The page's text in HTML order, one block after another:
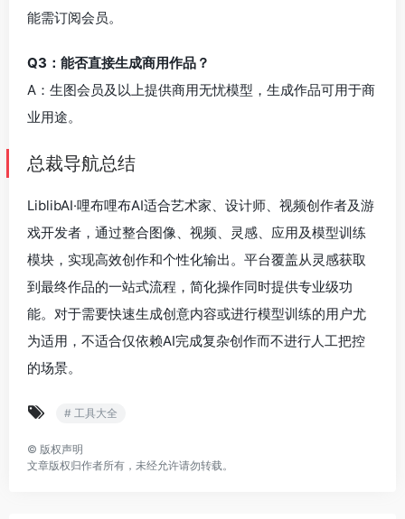
能需订阅会员。
Q3：能否直接生成商用作品？
A：生图会员及以上提供商用无忧模型，生成作品可用于商
业用途。
总裁导航总结
LiblibAI·哩布哩布AI适合艺术家、设计师、视频创作者及游
戏开发者，通过整合图像、视频、灵感、应用及模型训练
模块，实现高效创作和个性化输出。平台覆盖从灵感获取
到最终作品的一站式流程，简化操作同时提供专业级功
能。对于需要快速生成创意内容或进行模型训练的用户尤
为适用，不适合仅依赖AI完成复杂创作而不进行人工把控
的场景。
# 工具大全
© 版权声明
文章版权归作者所有，未经允许请勿转载。